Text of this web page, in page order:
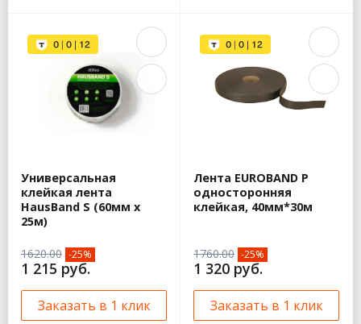
Универсальная
клейкая лента
HausBand S (60мм х
25м)
1620.00 -25%
1 215 руб.
Заказать в 1 клик
Лента EUROBAND P
односторонняя
клейкая, 40мм*30м
1760.00 -25%
1 320 руб.
Заказать в 1 клик